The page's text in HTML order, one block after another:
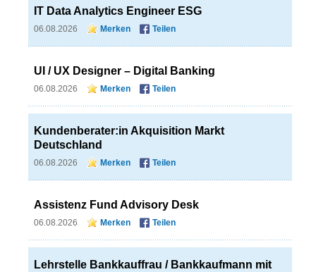
IT Data Analytics Engineer ESG
06.08.2026 Merken Teilen
UI / UX Designer – Digital Banking
06.08.2026 Merken Teilen
Kundenberater:in Akquisition Markt
Deutschland
06.08.2026 Merken Teilen
Assistenz Fund Advisory Desk
06.08.2026 Merken Teilen
Lehrstelle Bankkauffrau / Bankkaufmann mit